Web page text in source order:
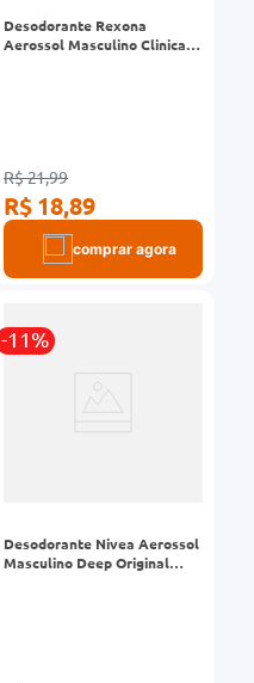
Desodorante Rexona
Aerossol Masculino Clinical
R$ 21,99
R$ 18,89
comprar agora
-11%
Desodorante Nivea Aerossol
Masculino Deep Original